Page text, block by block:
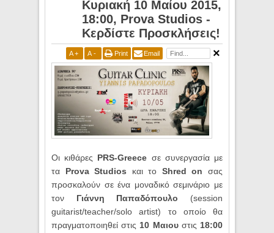
Κυριακή 10 Μαίου 2015,
18:00, Prova Studios -
Κερδίστε Προσκλήσεις!
A + A - Print Email
Οι κιθάρες PRS-Greece σε συνεργασία με
τα Prova Studios και το Shred on σας
προσκαλούν σε ένα μοναδικό σεμινάριο με
τον Γιάννη Παπαδόπουλο (session
guitarist/teacher/solo artist) το οποίο θα
πραγματοποιηθεί στις 10 Μαιουστις 18:00